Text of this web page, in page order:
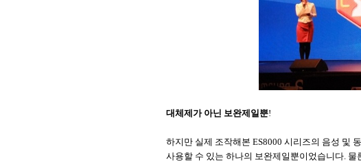
대체제가 아닌 보완제일뿐!
하지만 실제 조작해본 ES8000 시리즈의 음성 및
사용할 수 있는 하나의 보완제일뿐이었습니다. 물